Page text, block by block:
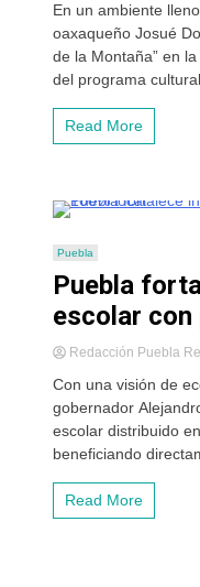
En un ambiente
oaxaqueño Josué
de la Montaña” en
del programa
Read More
Puebla
Puebla
escolar con
Redacción Puebla
Con una visión de
gobernador
escolar distribuido
beneficiando
Read More